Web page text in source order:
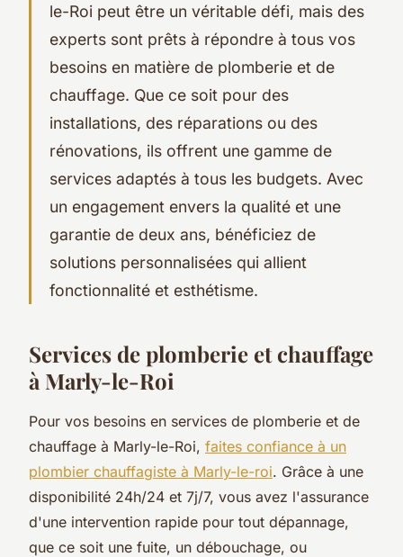
le-Roi peut être un véritable défi, mais des
experts sont prêts à répondre à tous vos
besoins en matière de plomberie et de
chauffage. Que ce soit pour des
installations, des réparations ou des
rénovations, ils offrent une gamme de
services adaptés à tous les budgets. Avec
un engagement envers la qualité et une
garantie de deux ans, bénéficiez de
solutions personnalisées qui allient
fonctionnalité et esthétisme.
Services de plomberie et chauffage
à Marly-le-Roi
Pour vos besoins en services de plomberie et de
chauffage à Marly-le-Roi, faites confiance à un
plombier chauffagiste à Marly-le-roi. Grâce à une
disponibilité 24h/24 et 7j/7, vous avez l'assurance
d'une intervention rapide pour tout dépannage,
que ce soit une fuite, un débouchage, ou